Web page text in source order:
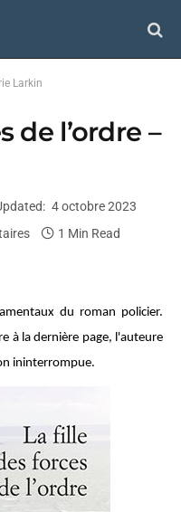
Larkin
de l’ordre –
4 octobre 2023
1 Min Read
du roman policier.
à la dernière page, l'auteure
ininterrompue.